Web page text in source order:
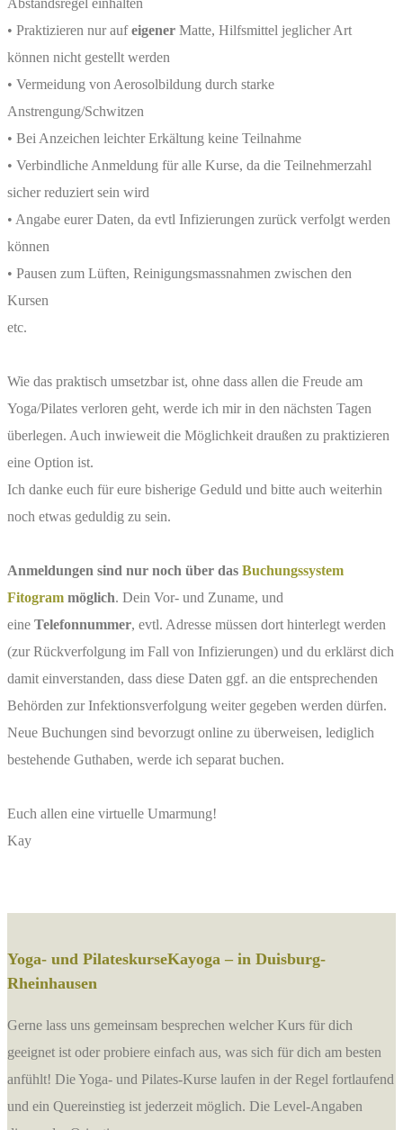
• Praktizieren nur aufeigener Matte, Hilfsmittel jeglicher Art
können nicht gestellt werden
• Vermeidung von Aerosolbildung durch starke
Anstrengung/Schwitzen
• Bei Anzeichen leichter Erkältung keine Teilnahme
• Verbindliche Anmeldung für alle Kurse, da die Teilnehmerzahl
sicher reduziert sein wird
• Angabe eurer Daten, da evtl Infizierungen zurück verfolgt werden
können
• Pausen zum Lüften, Reinigungsmassnahmen zwischen den
Kursen
etc.
Wie das praktisch umsetzbar ist, ohne dass allen die Freude am
Yoga/Pilates verloren geht, werde ich mir in den nächsten Tagen
überlegen. Auch inwieweit die Möglichkeit draußen zu praktizieren
eine Option ist.
Ich danke euch für eure bisherige Geduld und bitte auch weiterhin
noch etwas geduldig zu sein.
Anmeldungen sind nur noch über das Buchungssystem
Fitogram möglich. Dein Vor- und Zuname, und
eine Telefonnummer, evtl. Adresse müssen dort hinterlegt werden
(zur Rückverfolgung im Fall von Infizierungen) und du erklärst dich
damit einverstanden, dass diese Daten ggf. an die entsprechenden
Behörden zur Infektionsverfolgung weiter gegeben werden dürfen.
Neue Buchungen sind bevorzugt online zu überweisen, lediglich
bestehende Guthaben, werde ich separat buchen.
Euch allen eine virtuelle Umarmung!
Kay
Yoga- und PilateskurseKayoga – in Duisburg-
Rheinhausen
Gerne lass uns gemeinsam besprechen welcher Kurs für dich
geeignet ist oder probiere einfach aus, was sich für dich am besten
anfühlt! Die Yoga- und Pilates-Kurse laufen in der Regel fortlaufend
und ein Quereinstieg ist jederzeit möglich. Die Level-Angaben